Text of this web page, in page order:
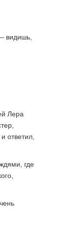
видишь,
Лера
ответил,
где